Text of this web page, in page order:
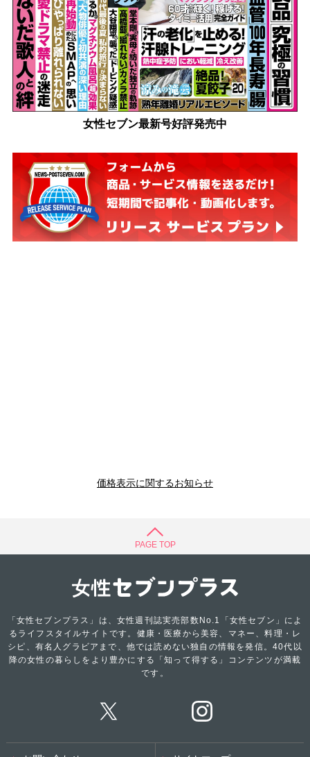
女性セブン最新号好評発売中
価格表示に関するお知らせ
PAGE TOP
「女性セブンプラス」は、女性週刊誌実売部数No.1「女性セブン」によ
るライフスタイルサイトです。健康・医療から美容、マネー、料理・レ
シピ、有名人グラビアまで、他では読めない独自の情報を発信。40代以
降の女性の暮らしをより豊かにする「知って得する」コンテンツが満載
です。